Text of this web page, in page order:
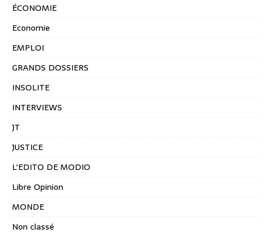
ÉCONOMIE
Economie
EMPLOI
GRANDS DOSSIERS
INSOLITE
INTERVIEWS
JT
JUSTICE
L'EDITO DE MODIO
Libre Opinion
MONDE
Non classé